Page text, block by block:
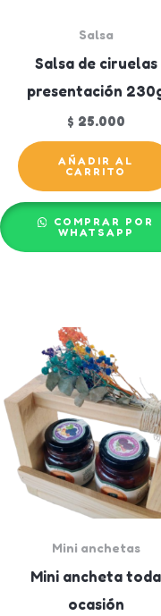
Salsa
Salsa de ciruelas
presentación
$ 25.000
AÑADIR AL
CARRITO
COMPRAR POR
WHATSAPP
Mini anchetas
Mini ancheta toda
ocasión